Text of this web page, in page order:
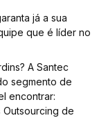
já a sua
que é líder no
A Santec
segmento de
encontrar:
de